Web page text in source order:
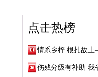
点击热榜
情系乡梓 根扎故
伤残分级有补助 我